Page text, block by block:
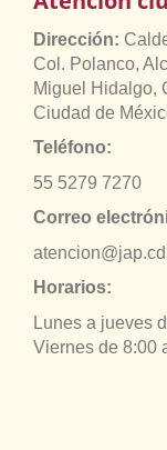
Dirección:
Col. Polanco,
Miguel Hidalgo,
Ciudad de
Teléfono:
55 5279 7270
Correo
Horarios:
Lunes a jueves
Viernes de 8:00